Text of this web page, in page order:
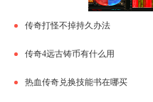
传奇打怪不掉持久办法
传奇4远古铸币有什么用
热血传奇兑换技能书在哪买